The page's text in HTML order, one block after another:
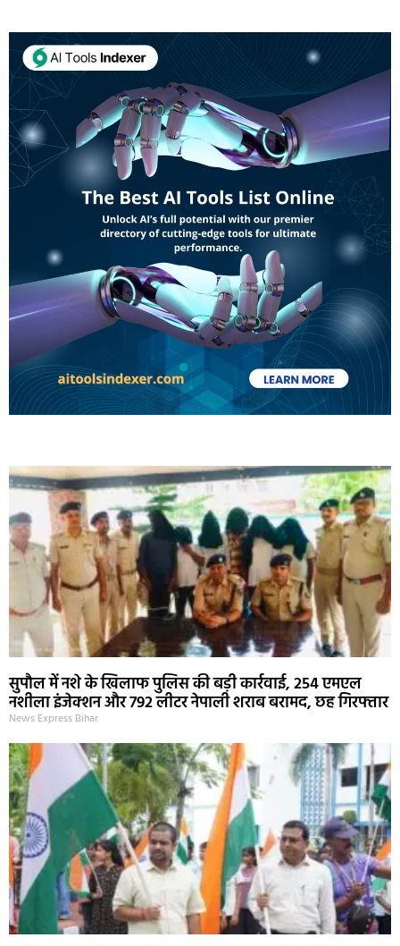
सुपौल में नशे के खिलाफ पुलिस की बड़ी कार्रवाई, 254 एमएल
नशीला इंजेक्शन और 792 लीटर नेपाली शराब बरामद, छह गिरफ्तार
News Express Bihar